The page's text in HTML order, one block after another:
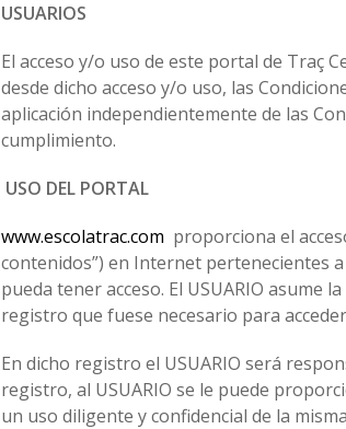
USUARIOS
El acceso y/o uso de este portal de Traç
desde dicho acceso y/o uso, las
aplicación independientemente de las
cumplimiento.
USO DEL PORTAL
www.escolatrac.com proporciona el
contenidos”) en Internet pertenecientes a
pueda tener acceso. El USUARIO asume
registro que fuese necesario para
En dicho registro el USUARIO será
registro, al USUARIO se le puede
un uso diligente y confidencial de la